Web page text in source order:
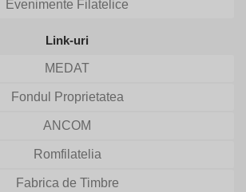
Evenimente Filatelice
Link-uri
MEDAT
Fondul Proprietatea
ANCOM
Romfilatelia
Fabrica de Timbre